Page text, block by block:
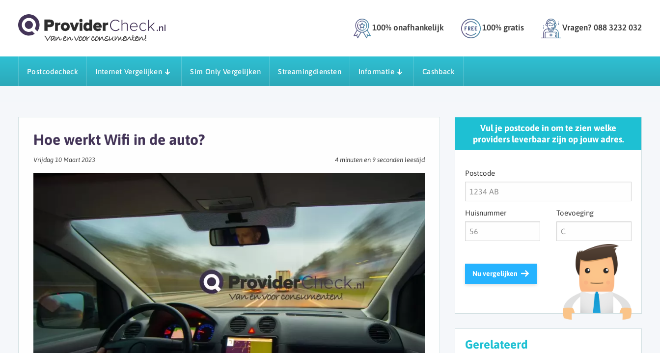
100% onafhankelijk 100% gratis Vragen? 088 3232 032
Postcodecheck Internet Vergelijken Sim Only Vergelijken Streamingdiensten Informatie Cashback
Hoe werkt Wifi in de auto?
Vrijdag 10 Maart 2023 4 minuten en 9 seconden leestijd
Vul je postcode in om te zien welke
providers leverbaar zijn op jouw adres.
Postcode
Huisnummer Toevoeging
Nu vergelijken
Gerelateerd